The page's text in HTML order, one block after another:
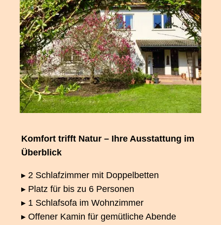
Komfort trifft Natur – Ihre Ausstattung im
Überblick
▸ 2 Schlafzimmer mit Doppelbetten
▸ Platz für bis zu 6 Personen
▸ 1 Schlafsofa im Wohnzimmer
▸ Offener Kamin für gemütliche Abende